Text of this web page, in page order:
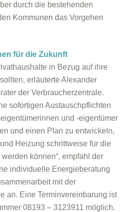
durch die bestehenden
Kommunen das Vorgehen
für die Zukunft
in Bezug auf ihre
erläuterte Alexander
der Verbraucherzentrale.
sofortigen Austauschpflichten
und -eigentümer
und einen Plan zu entwickeln,
Heizung schrittweise für die
können“, empfahl der
individuelle Energieberatung
mit der
an. Eine Terminvereinbarung ist
08193 – 3123911 möglich.